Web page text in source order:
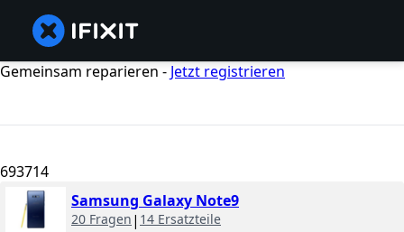
Gemeinsam reparieren - Jetzt registrieren
693714
Samsung Galaxy Note9
20 Fragen | 14 Ersatzteile